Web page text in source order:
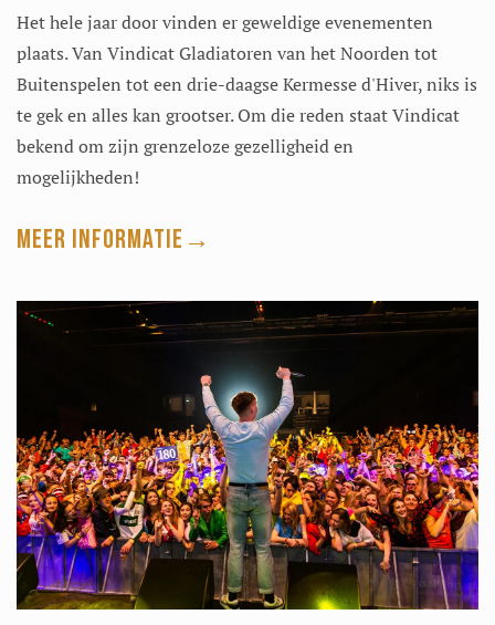
Het hele jaar door vinden er geweldige evenementen
plaats. Van Vindicat Gladiatoren van het Noorden tot
Buitenspelen tot een drie-daagse Kermesse d'Hiver, niks is
te gek en alles kan grootser. Om die reden staat Vindicat
bekend om zijn grenzeloze gezelligheid en
mogelijkheden!
Meer informatie